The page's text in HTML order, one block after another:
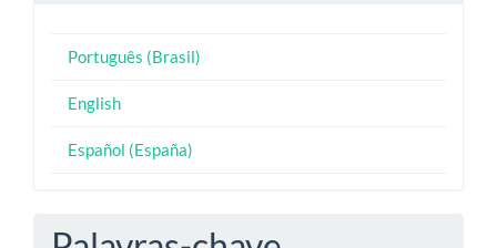
Português (Brasil)
English
Español (España)